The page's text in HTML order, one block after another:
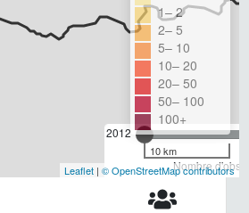
2012
Nombre
1– 2
2– 5
5– 10
10– 20
20– 50
50– 100
100+
10 km
Leaflet | © OpenStreetMap contributors